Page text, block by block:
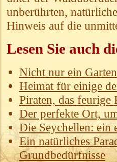
unberührten,
Hinweis auf die
Lesen Sie auch
Nicht nur ein
Heimat für einige
Piraten, das
Der perfekte Ort,
Die Seychellen: ein
Ein natürliches
Grundbedürfnisse